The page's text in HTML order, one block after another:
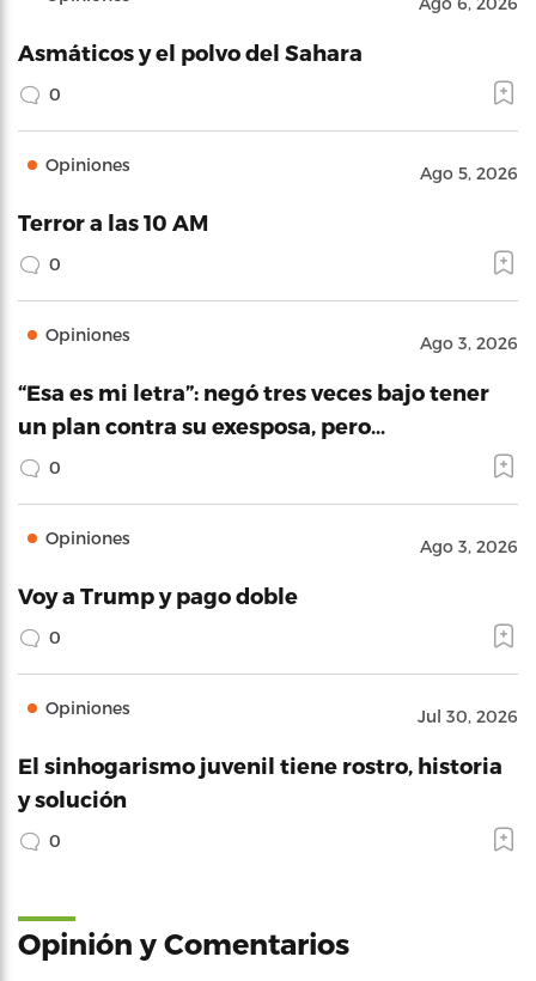
Asmáticos y el polvo del Sahara
0
Opiniones Ago 5, 2026
Terror a las 10 AM
0
Opiniones Ago 3, 2026
“Esa es mi letra”: negó tres veces bajo tener
un plan contra su exesposa, pero…
0
Opiniones Ago 3, 2026
Voy a Trump y pago doble
0
Opiniones Jul 30, 2026
El sinhogarismo juvenil tiene rostro, historia
y solución
0
Opinión y Comentarios